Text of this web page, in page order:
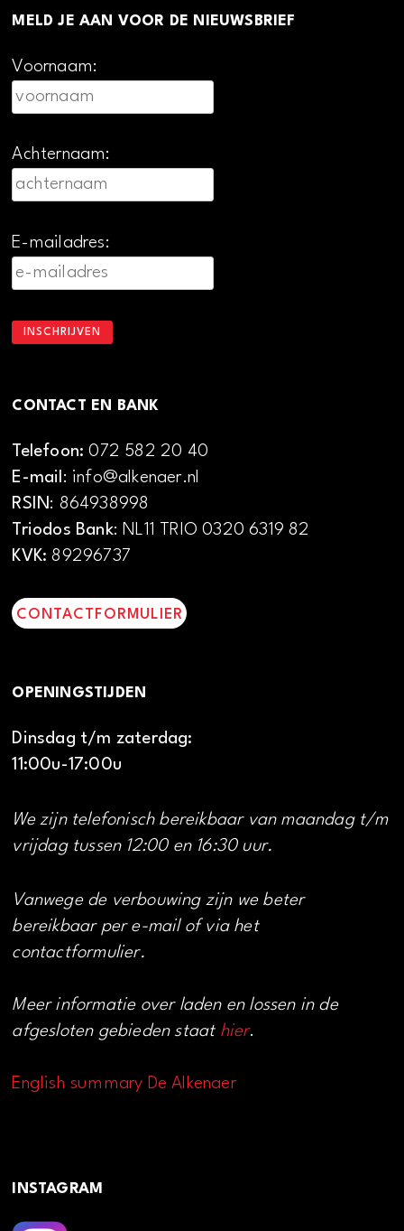
MELD JE AAN VOOR DE NIEUWSBRIEF
Voornaam:
Achternaam:
E-mailadres:
CONTACT EN BANK
Telefoon:072 582 20 40
E-mail : info@alkenaer.nl
RSIN : 864938998
Triodos Bank: NL11 TRIO 0320 6319 82
KVK: 89296737
CONTACTFORMULIER
OPENINGSTIJDEN
Dinsdag t/m zaterdag:
11:00u-17:00u
We zijn telefonisch bereikbaar van maandag t/m
vrijdag tussen 12:00 en 16:30 uur.
Vanwege de verbouwing zijn we beter
bereikbaar per e-mail of via het
contactformulier.
Meer informatie over laden en lossen in de
afgesloten gebieden staat hier.
English summary De Alkenaer
INSTAGRAM